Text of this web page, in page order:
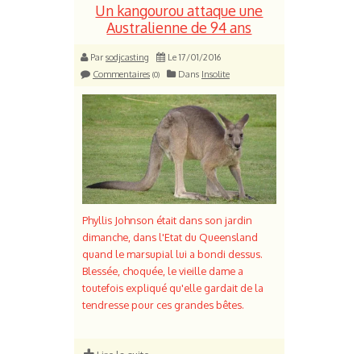
Un kangourou attaque une
Australienne de 94 ans
Par sodjcasting
Le 17/01/2016
Commentaires (0) Dans Insolite
Phyllis Johnson était dans son jardin
dimanche, dans l'Etat du Queensland
quand le marsupial lui a bondi dessus.
Blessée, choquée, le vieille dame a
toutefois expliqué qu'elle gardait de la
tendresse pour ces grandes bêtes.